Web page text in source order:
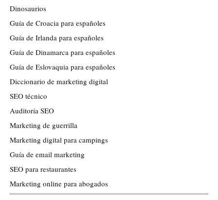
Dinosaurios
Guía de Croacia para españoles
Guía de Irlanda para españoles
Guía de Dinamarca para españoles
Guía de Eslovaquia para españoles
Diccionario de marketing digital
SEO técnico
Auditoría SEO
Marketing de guerrilla
Marketing digital para campings
Guía de email marketing
SEO para restaurantes
Marketing online para abogados